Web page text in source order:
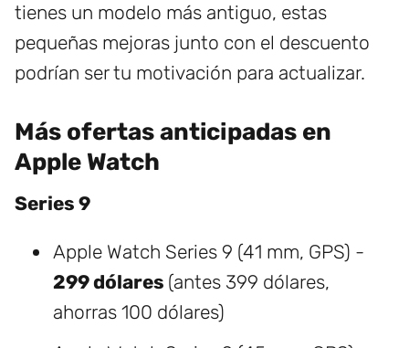
tienes un modelo más antiguo, estas
pequeñas mejoras junto con el descuento
podrían ser tu motivación para actualizar.
Más ofertas anticipadas en
Apple Watch
Series 9
Apple Watch Series 9 (41 mm, GPS) -
299 dólares (antes 399 dólares,
ahorras 100 dólares)